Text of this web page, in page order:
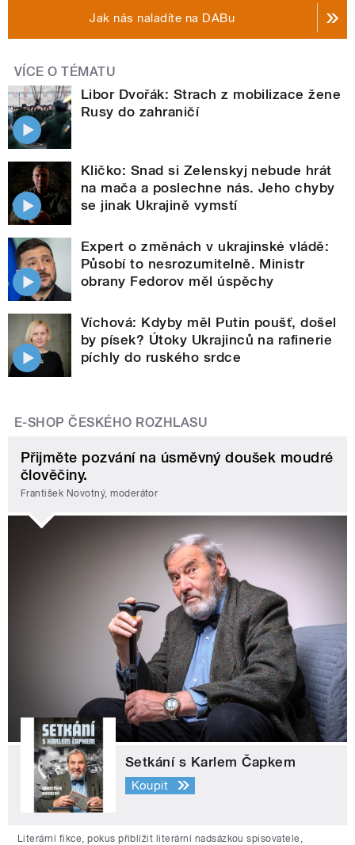
Jak nás naladíte na DABu
VÍCE O TÉMATU
Libor Dvořák: Strach z mobilizace žene
Rusy do zahraničí
Kličko: Snad si Zelenskyj nebude hrát
na mača a poslechne nás. Jeho chyby
se jinak Ukrajině vymstí
Expert o změnách v ukrajinské vládě:
Působí to nesrozumitelně. Ministr
obrany Fedorov měl úspěchy
Víchová: Kdyby měl Putin poušť, došel
by písek? Útoky Ukrajinců na rafinerie
píchly do ruského srdce
E-SHOP ČESKÉHO ROZHLASU
Přijměte pozvání na úsměvný doušek moudré
člověčiny.
František Novotný, moderátor
Setkání s Karlem Čapkem
Koupit
Literární fikce, pokus přiblížit literární nadsázkou spisovatele,